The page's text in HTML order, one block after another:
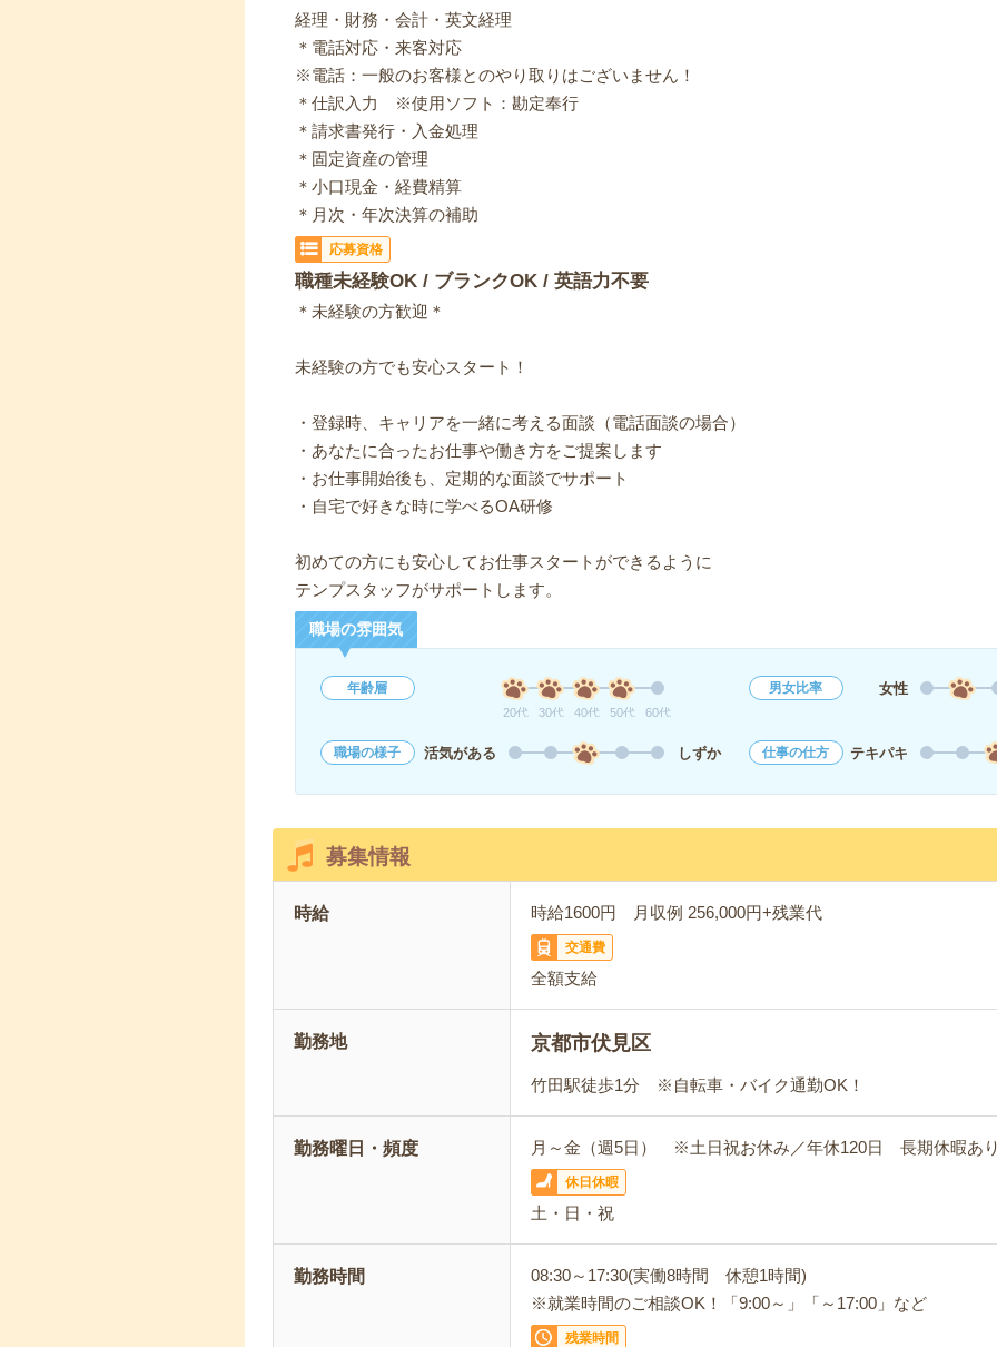
経理・財務・会計・英文経理
＊電話対応・来客対応
※電話：一般のお客様とのやり取りはございません！
＊仕訳入力 ※使用ソフト：勘定奉行
＊請求書発行・入金処理
＊固定資産の管理
＊小口現金・経費精算
＊月次・年次決算の補助
応募資格
職種未経験OK / ブランクOK / 英語力不要
＊未経験の方歓迎＊
未経験の方でも安心スタート！
・登録時、キャリアを一緒に考える面談（電話面談の場合）
・あなたに合ったお仕事や働き方をご提案します
・お仕事開始後も、定期的な面談でサポート
・自宅で好きな時に学べるOA研修
初めての方にも安心してお仕事スタートができるように
テンプスタッフがサポートします。
職場の雰囲気
年齢層
20代 30代 40代 50代 60代
男女比率 女性
職場の様子 活気がある しずか 仕事の仕方 テキパキ
募集情報
時給 時給1600円 月収例 256,000円+残業代
交通費
全額支給
勤務地 京都市伏見区
竹田駅徒歩1分 ※自転車・バイク通勤OK！
勤務曜日・頻度 月～金（週5日） ※土日祝お休み／年休120日 長期休暇あり
休日休暇
土・日・祝
勤務時間
08:30～17:30(実働8時間 休憩1時間)
※就業時間のご相談OK！「9:00～」「～17:00」など
残業時間